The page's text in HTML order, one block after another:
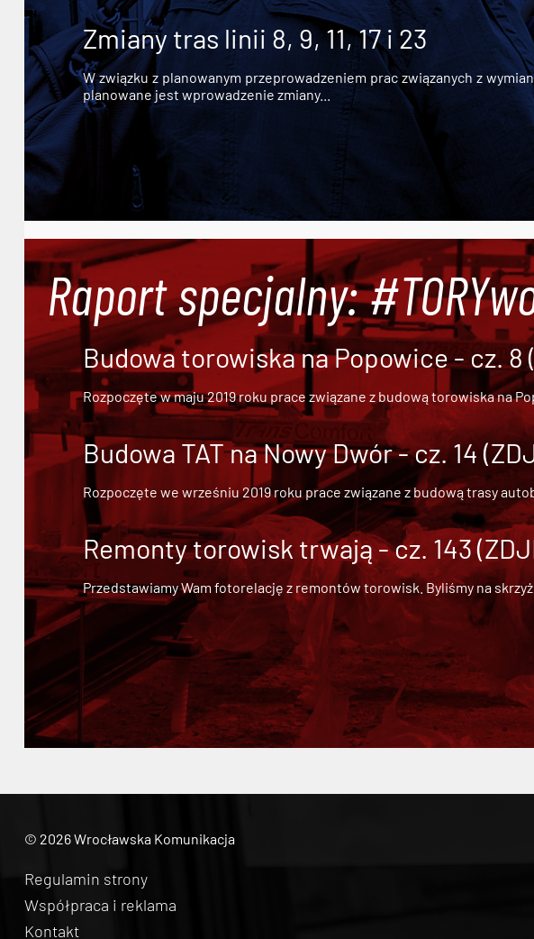
Zmiany tras linii 8, 9, 11, 17 i 23
W związku z planowanym przeprowadzeniem prac związanych z
planowane jest wprowadzenie zmiany...
Raport specjalny:
Budowa torowiska na Popowice - cz. 8
Rozpoczęte w maju 2019 roku prace związane z budową torowiska na
Budowa TAT na Nowy Dwór - cz. 14
Rozpoczęte we wrześniu 2019 roku prace związane zbudową trasy
Remonty torowisk trwają - cz. 143
Przedstawiamy Wam fotorelację z remontów torowisk. Byliśmy na
© 2026 Wrocławska Komunikacja
Regulamin strony
Współpraca i reklama
Kontakt